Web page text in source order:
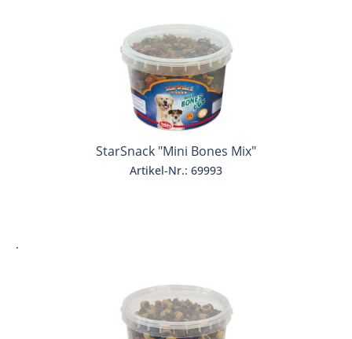
StarSnack "Mini Bones Mix"
Artikel-Nr.: 69993
.